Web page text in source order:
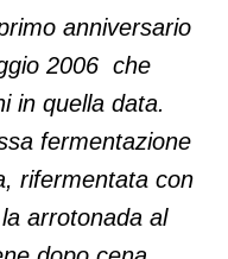
anniversario
2006 che
in quella data.
fermentazione
rifermentata con
arrotonada al